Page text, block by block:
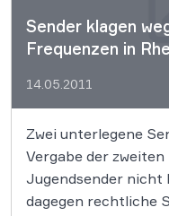
Sender klagen
Frequenzen in
14.05.2011
Zwei unterlegene
Vergabe der
Jugendsender nicht
dagegen rechtliche